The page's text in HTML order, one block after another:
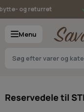
Skip to Content
og returret
Menu
Reservedele til